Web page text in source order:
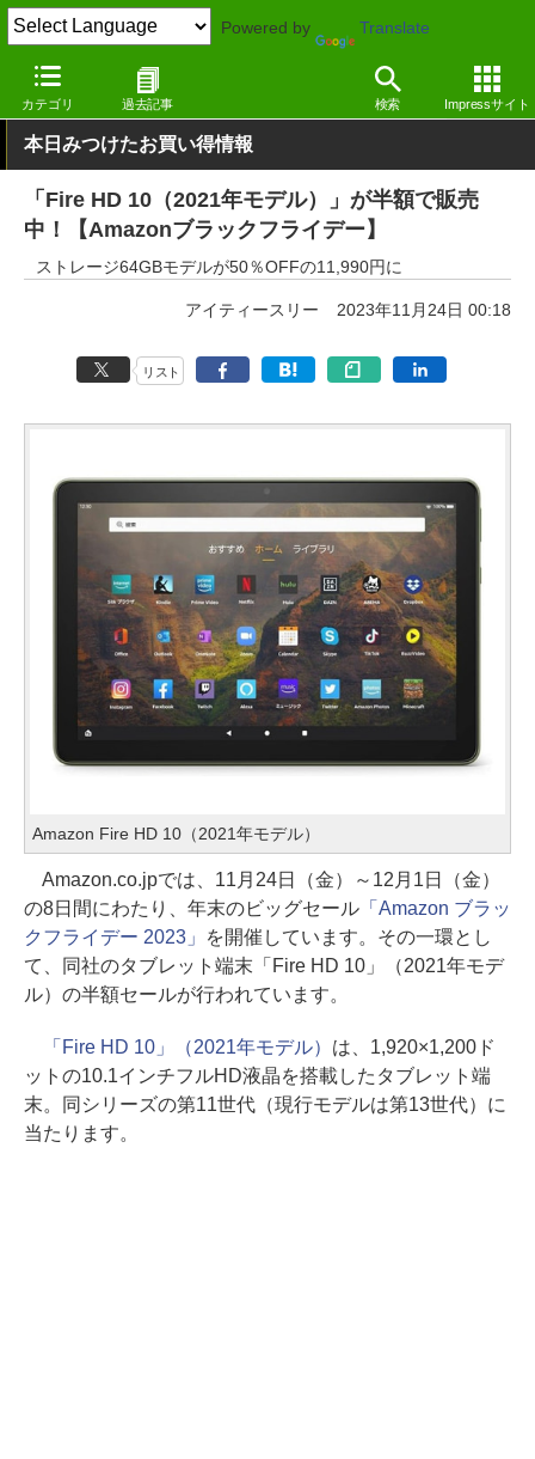
Powered by Translate
カテゴリ 過去記事 検索 Impressサイト
窓の杜 システム・ファイル その他
本日みつけたお買い得情報
「Fire HD 10（2021年モデル）」が半額で販売
中！【Amazonブラックフライデー】
ストレージ64GBモデルが50％OFFの11,990円に
アイティースリー 2023年11月24日 00:18
リスト
Amazon Fire HD 10（2021年モデル）
Amazon.co.jpでは、11月24日（金）～12月1日（金）
の8日間にわたり、年末のビッグセール「Amazon ブラッ
クフライデー 2023」
を開催しています。その一環とし
て、同社のタブレット端末「Fire HD 10」（2021年モデ
ル）の半額セールが行われています。
「Fire HD 10」（2021年モデル） は、1,920×1,200ド
ットの10.1インチフルHD液晶を搭載したタブレット端
末。同シリーズの第11世代（現行モデルは第13世代）に
当たります。